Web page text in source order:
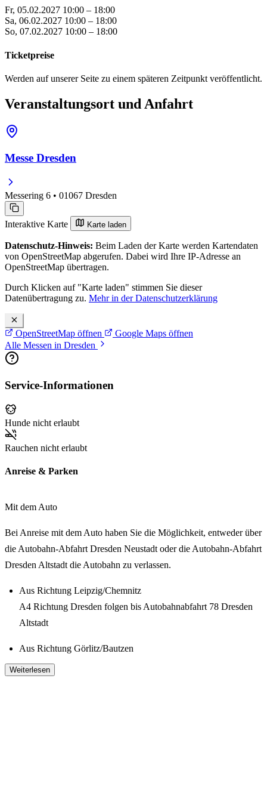
Fr, 05.02.2027 10:00 – 18:00
Sa, 06.02.2027 10:00 – 18:00
So, 07.02.2027 10:00 – 18:00
Ticketpreise
Werden auf unserer Seite zu einem späteren Zeitpunkt veröffentlicht.
Veranstaltungsort und Anfahrt
Messe Dresden
Messering 6 • 01067 Dresden
Interaktive Karte Karte laden
Datenschutz-Hinweis: Beim Laden der Karte werden Kartendaten
von OpenStreetMap abgerufen. Dabei wird Ihre IP-Adresse an
OpenStreetMap übertragen.
Durch Klicken auf "Karte laden" stimmen Sie dieser
Datenübertragung zu. Mehr in der Datenschutzerklärung
OpenStreetMap öffnen
Google Maps öffnen
Alle Messen in Dresden
Service-Informationen
Hunde nicht erlaubt
Rauchen nicht erlaubt
Anreise & Parken
Mit dem Auto
Bei Anreise mit dem Auto haben Sie die Möglichkeit, entweder über
die Autobahn-Abfahrt Dresden Neustadt oder die Autobahn-Abfahrt
Dresden Altstadt die Autobahn zu verlassen.
Aus Richtung Leipzig/Chemnitz
A4 Richtung Dresden folgen bis Autobahnabfahrt 78 Dresden
Altstadt
Aus Richtung Görlitz/Bautzen
A4 Richtung Dresden folgen bis Autobahnabfahrt 79 Dresden
Weiterlesen